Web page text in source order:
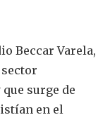
Beccar Varela,
sector
surge de
en el